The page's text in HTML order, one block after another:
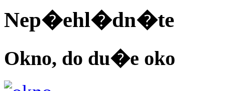
Nep�ehl�dn�te
Okno, do du�e oko